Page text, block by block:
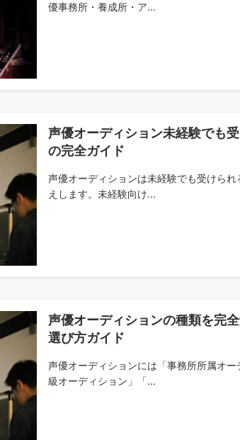
優事務所・養成所・ア...
声優オーディション未経験でも
の完全ガイド
声優オーディションは未経験でも受けら
えします。未経験向け...
声優オーディションの種類を完
選び方ガイド
声優オーディションには「事務所所属オ
級オーディション」「...